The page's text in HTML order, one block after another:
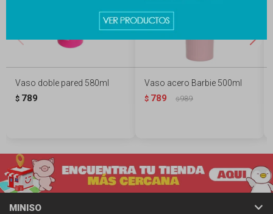
Vaso doble pared 580ml
$ 789
Vaso acero Barbie 500ml
$ 789 $989
MINISO